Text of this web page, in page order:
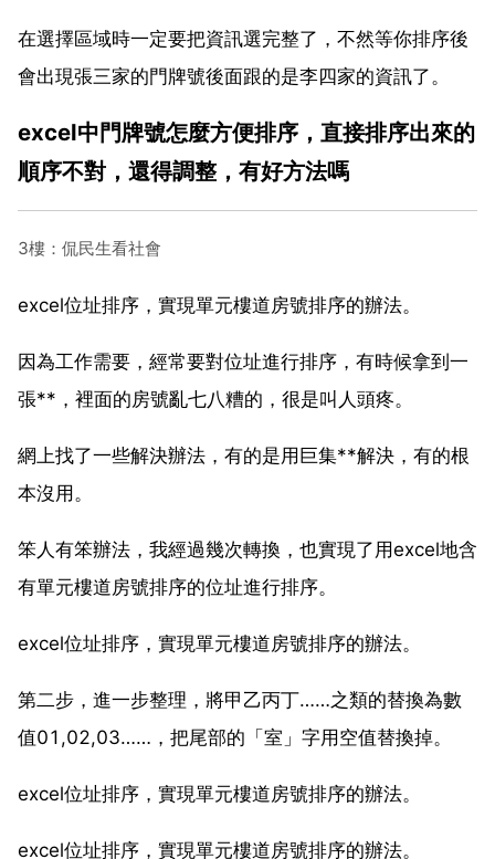
在選擇區域時一定要把資訊選完整了，不然等你排序後
會出現張三家的門牌號後面跟的是李四家的資訊了。
excel中門牌號怎麼方便排序，直接排序出來的
順序不對，還得調整，有好方法嗎
3樓：侃民生看社會
excel位址排序，實現單元樓道房號排序的辦法。
因為工作需要，經常要對位址進行排序，有時候拿到一
張**，裡面的房號亂七八糟的，很是叫人頭疼。
網上找了一些解決辦法，有的是用巨集**解決，有的根
本沒用。
笨人有笨辦法，我經過幾次轉換，也實現了用excel地含
有單元樓道房號排序的位址進行排序。
excel位址排序，實現單元樓道房號排序的辦法。
第二步，進一步整理，將甲乙丙丁……之類的替換為數
值01,02,03……，把尾部的「室」字用空值替換掉。
excel位址排序，實現單元樓道房號排序的辦法。
excel位址排序，實現單元樓道房號排序的辦法。